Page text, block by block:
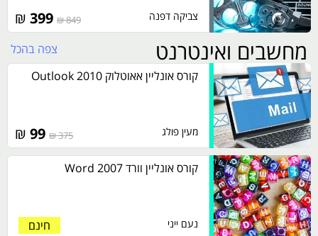
צביקה דפנה 849 ₪
₪
מחשבים ואינטרנט
צפה בהכל
קורס אונליין אאוטלוק 2010 Outlook
מעין פולג 375 ₪
₪
קורס אונליין וורד 2007 Word
נעם ייני חינם